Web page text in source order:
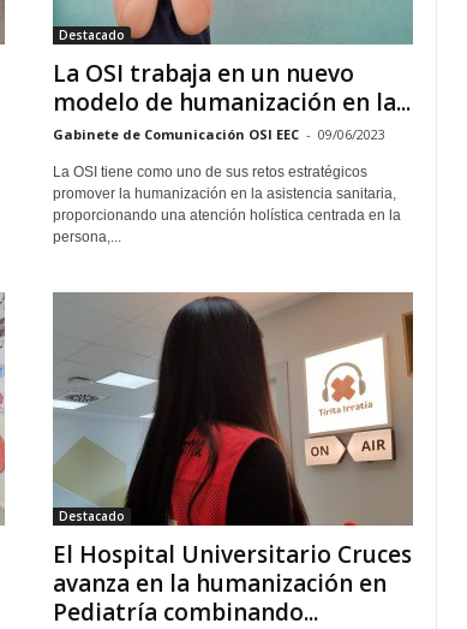
Destacado
La OSI trabaja en un nuevo
modelo de humanización en la...
Gabinete de Comunicación OSI EEC - 09/06/2023
La OSI tiene como uno de sus retos estratégicos
promover la humanización en la asistencia sanitaria,
proporcionando una atención holística centrada en la
persona,...
Destacado
El Hospital Universitario Cruces
avanza en la humanización en
Pediatría combinando...